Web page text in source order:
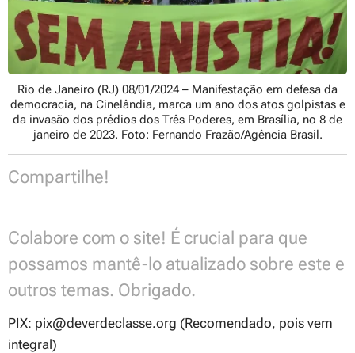
Rio de Janeiro (RJ) 08/01/2024 – Manifestação em defesa da
democracia, na Cinelândia, marca um ano dos atos golpistas e
da invasão dos prédios dos Três Poderes, em Brasília, no 8 de
janeiro de 2023. Foto: Fernando Frazão/Agência Brasil.
Compartilhe!
Colabore com o site! É crucial para que
possamos mantê-lo atualizado sobre este e
outros temas. Obrigado.
PIX: pix@deverdeclasse.org (Recomendado, pois vem
integral)